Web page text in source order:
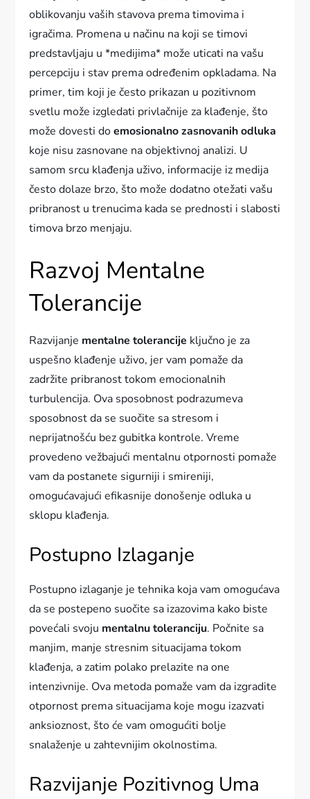
oblikovanju vaših stavova prema timovima i
igračima. Promena u načinu na koji se timovi
predstavljaju u *medijima* može uticati na vašu
percepciju i stav prema određenim opkladama. Na
primer, tim koji je često prikazan u pozitivnom
svetlu može izgledati privlačnije za klađenje, što
može dovesti doemosionalno zasnovanih odluka
koje nisu zasnovane na objektivnoj analizi. U
samom srcu klađenja uživo, informacije iz medija
često dolaze brzo, što može dodatno otežati vašu
pribranost u trenucima kada se prednosti i slabosti
timova brzo menjaju.
Razvoj Mentalne
Tolerancije
Razvijanje mentalne tolerancije ključno je za
uspešno klađenje uživo, jer vam pomaže da
zadržite pribranost tokom emocionalnih
turbulencija. Ova sposobnost podrazumeva
sposobnost da se suočite sa stresom i
neprijatnošću bez gubitka kontrole. Vreme
provedeno vežbajući mentalnu otpornosti pomaže
vam da postanete sigurniji i smireniji,
omogućavajući efikasnije donošenje odluka u
sklopu klađenja.
Postupno Izlaganje
Postupno izlaganje je tehnika koja vam omogućava
da se postepeno suočite sa izazovima kako biste
povećali svoju mentalnu toleranciju. Počnite sa
manjim, manje stresnim situacijama tokom
klađenja, a zatim polako prelazite na one
intenzivnije. Ova metoda pomaže vam da izgradite
otpornost prema situacijama koje mogu izazvati
anksioznost, što će vam omogućiti bolje
snalaženje u zahtevnijim okolnostima.
Razvijanje Pozitivnog Uma